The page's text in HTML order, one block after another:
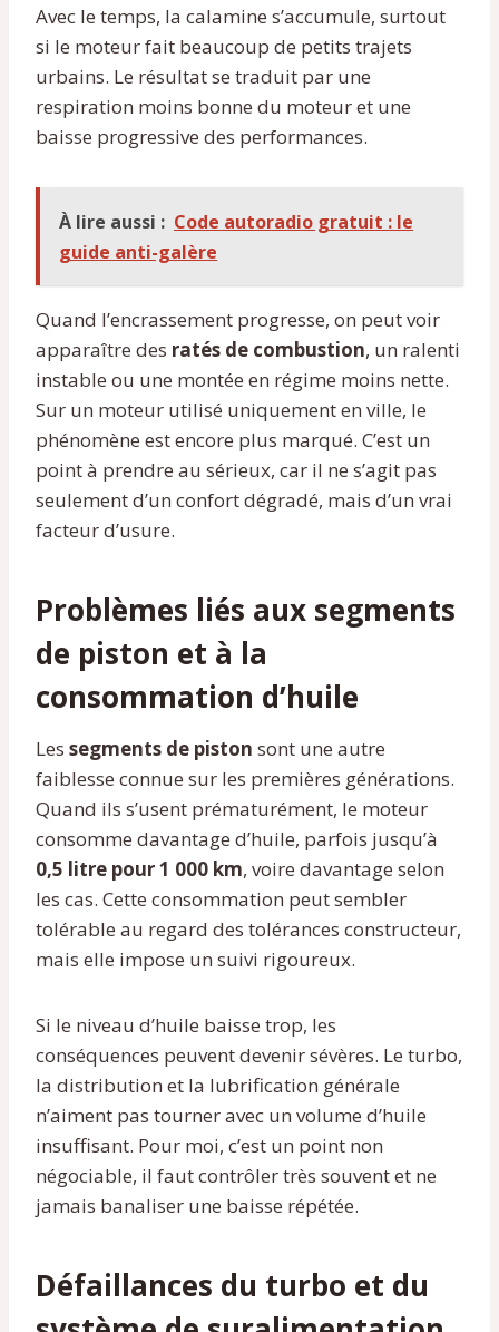
Avec le temps, la calamine s’accumule, surtout
si le moteur fait beaucoup de petits trajets
urbains. Le résultat se traduit par une
respiration moins bonne du moteur et une
baisse progressive des performances.
À lire aussi : Code autoradio gratuit : le
guide anti-galère
Quand l’encrassement progresse, on peut voir
apparaître des ratés de combustion, un ralenti
instable ou une montée en régime moins nette.
Sur un moteur utilisé uniquement en ville, le
phénomène est encore plus marqué. C’est un
point à prendre au sérieux, car il ne s’agit pas
seulement d’un confort dégradé, mais d’un vrai
facteur d’usure.
Problèmes liés aux segments
de piston et à la
consommation d’huile
Les segments de piston sont une autre
faiblesse connue sur les premières générations.
Quand ils s’usent prématurément, le moteur
consomme davantage d’huile, parfois jusqu’à
0,5 litre pour 1 000 km, voire davantage selon
les cas. Cette consommation peut sembler
tolérable au regard des tolérances constructeur,
mais elle impose un suivi rigoureux.
Si le niveau d’huile baisse trop, les
conséquences peuvent devenir sévères. Le turbo,
la distribution et la lubrification générale
n’aiment pas tourner avec un volume d’huile
insuffisant. Pour moi, c’est un point non
négociable, il faut contrôler très souvent et ne
jamais banaliser une baisse répétée.
Défaillances du turbo et du